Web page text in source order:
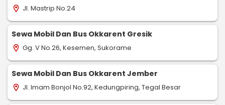
location_on Jl. Mastrip No.24
Sewa Mobil Dan Bus Okkarent Gresik
location_on Gg. V No.26, Kesemen, Sukorame
Sewa Mobil Dan Bus Okkarent Jember
location_on Jl. Imam Bonjol No.92, Kedungpiring, Tegal Besar